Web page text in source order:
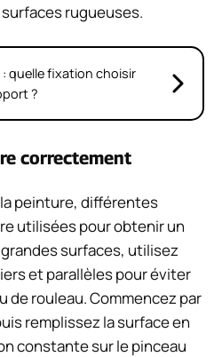
rugueuses.
quelle fixation choisir
?
correctement
la peinture, différentes
utilisées pour obtenir un
surfaces, utilisez
et parallèles pour éviter
de rouleau. Commencez par
remplissez la surface en
constante sur le pinceau